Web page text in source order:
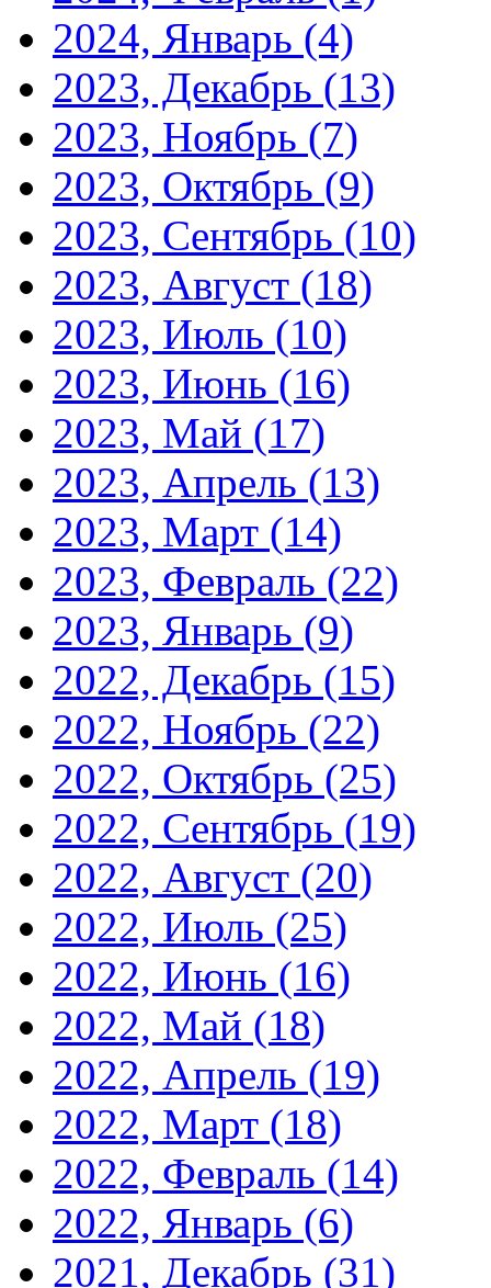
2024, Январь (4)
2023, Декабрь (13)
2023, Ноябрь (7)
2023, Октябрь (9)
2023, Сентябрь (10)
2023, Август (18)
2023, Июль (10)
2023, Июнь (16)
2023, Май (17)
2023, Апрель (13)
2023, Март (14)
2023, Февраль (22)
2023, Январь (9)
2022, Декабрь (15)
2022, Ноябрь (22)
2022, Октябрь (25)
2022, Сентябрь (19)
2022, Август (20)
2022, Июль (25)
2022, Июнь (16)
2022, Май (18)
2022, Апрель (19)
2022, Март (18)
2022, Февраль (14)
2022, Январь (6)
2021, Декабрь (31)